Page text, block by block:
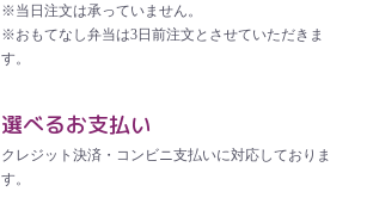
※当日注文は承っていません。
※おもてなし弁当は3日前注文とさせていただきま
す。
選べるお支払い
クレジット決済・コンビニ支払いに対応しておりま
す。